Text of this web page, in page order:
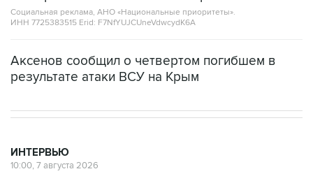
Аксенов сообщил о четвертом погибшем в
Что дал миру месяц простоя